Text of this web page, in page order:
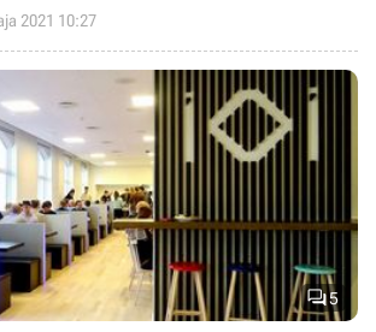
a 2 oraz dlaczego twórcy zdecydowali się
z Microsoftem.
2021 10:27
5